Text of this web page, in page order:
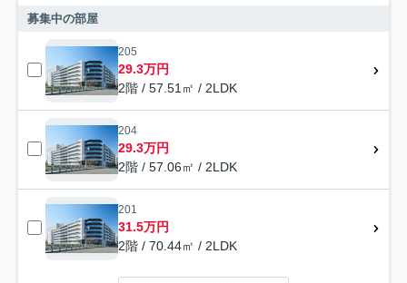
募集中の部屋
205
29.3万円
2階 / 57.51㎡ / 2LDK
204
29.3万円
2階 / 57.06㎡ / 2LDK
201
31.5万円
2階 / 70.44㎡ / 2LDK